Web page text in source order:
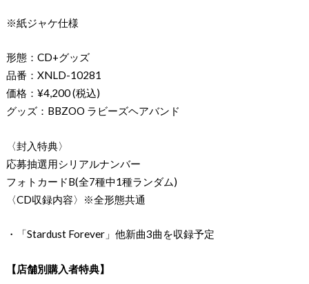
※紙ジャケ仕様
形態：CD+グッズ
品番：XNLD-10281
価格：¥4,200 (税込)
グッズ：BBZOO ラビーズヘアバンド
〈封入特典〉
応募抽選用シリアルナンバー
フォトカードB(全7種中1種ランダム)
〈CD収録内容〉※全形態共通
・「Stardust Forever」他新曲3曲を収録予定
【店舗別購入者特典】